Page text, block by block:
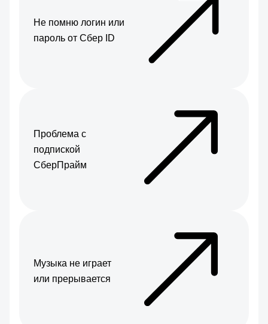
Не помню логин или
пароль от Сбер ID
Проблема с
подпиской
СберПрайм
Музыка не играет
или прерывается